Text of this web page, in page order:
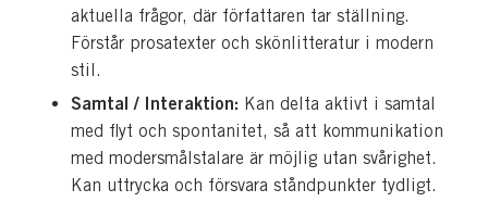
aktuella frågor, där författaren tar ställning.
Förstår prosatexter och skönlitteratur i modern
stil.
Samtal / Interaktion: Kan delta aktivt i samtal
med flyt och spontanitet, så att kommunikation
med modersmålstalare är möjlig utan svårighet.
Kan uttrycka och försvara ståndpunkter tydligt.